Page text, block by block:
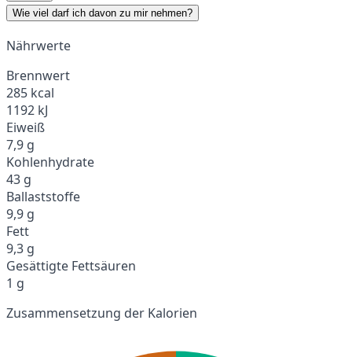
Wie viel darf ich davon zu mir nehmen?
Nährwerte
Brennwert
285 kcal
1192 kJ
Eiweiß
7,9 g
Kohlenhydrate
43 g
Ballaststoffe
9,9 g
Fett
9,3 g
Gesättigte Fettsäuren
1 g
Zusammensetzung der Kalorien